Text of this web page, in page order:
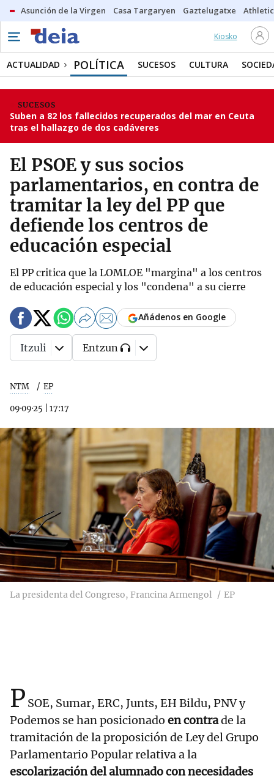
Asunción de la Virgen Casa Targaryen Gaztelugatxe Athletic
Kiosko
ACTUALIDAD POLÍTICA SUCESOS CULTURA
SUCESOS
Suben a 82 los fallecidos recuperados del mar en Ceuta
tras el hallazgo de dos cadáveres
El PSOE y sus socios
parlamentarios, en contra de
tramitar la ley del PP que
defiende los centros de
educación especial
El PP critica que la LOMLOE "margina" a los centros
de educación especial y los "condena" a su cierre
NTM EP
09·09·25 17:17
Añádenos en Google
Itzuli Entzun
La presidenta del Congreso, Francina Armengol EP
P SOE, Sumar, ERC, Junts, EH Bildu, PNV y
Podemos se han posicionado en contrade la
tramitación de la proposición de Ley del Grupo
Parlamentario Popular relativa a la
escolarización del alumnado con necesidades